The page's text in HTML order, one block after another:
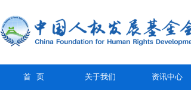
首 页 关于我们 资讯中心